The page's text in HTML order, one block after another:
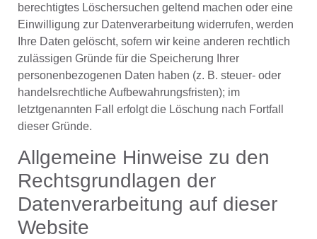
berechtigtes Löschersuchen geltend machen oder eine
Einwilligung zur Datenverarbeitung widerrufen, werden
Ihre Daten gelöscht, sofern wir keine anderen rechtlich
zulässigen Gründe für die Speicherung Ihrer
personenbezogenen Daten haben (z. B. steuer- oder
handelsrechtliche Aufbewahrungsfristen); im
letztgenannten Fall erfolgt die Löschung nach Fortfall
dieser Gründe.
Allgemeine Hinweise zu den
Rechtsgrundlagen der
Datenverarbeitung auf dieser
Website